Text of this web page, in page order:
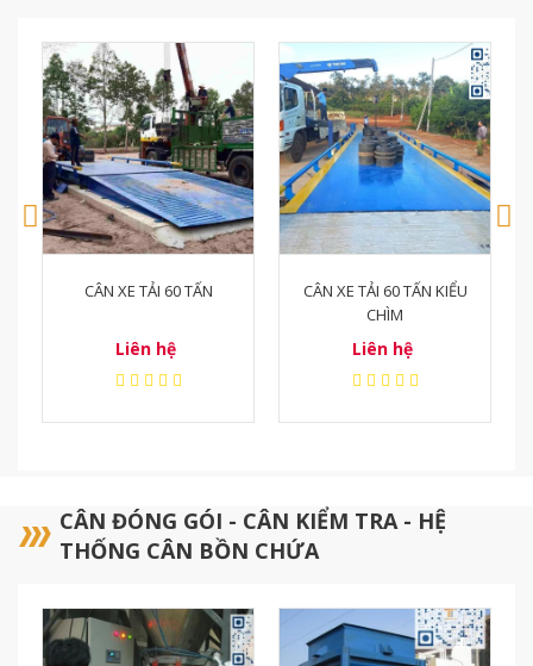
CÂN XE TẢI 60 TẤN KIỂU
Liên hệ
TRẠM CÂN XE TẢI 60T KIỂU
NỔI
Liên hệ
CÂN ĐÓNG GÓI - CÂN KIỂM TRA - HỆ
THỐNG CÂN BỒN CHỨA